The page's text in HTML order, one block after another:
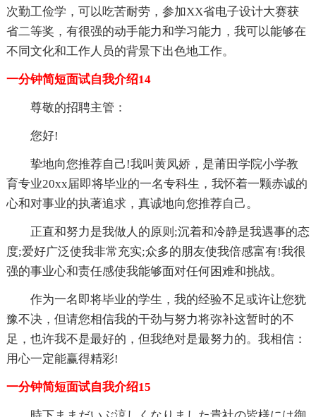
次勤工俭学，可以吃苦耐劳，参加XX省电子设计大赛获
省二等奖，有很强的动手能力和学习能力，我可以能够在
不同文化和工作人员的背景下出色地工作。
一分钟简短面试自我介绍14
尊敬的招聘主管：
您好!
挚地向您推荐自己!我叫黄凤娇，是莆田学院小学教
育专业20xx届即将毕业的一名专科生，我怀着一颗赤诚的
心和对事业的执著追求，真诚地向您推荐自己。
正直和努力是我做人的原则;沉着和冷静是我遇事的态
度;爱好广泛使我非常充实;众多的朋友使我倍感富有!我很
强的事业心和责任感使我能够面对任何困难和挑战。
作为一名即将毕业的学生，我的经验不足或许让您犹
豫不决，但请您相信我的干劲与努力将弥补这暂时的不
足，也许我不是最好的，但我绝对是最努力的。我相信：
用心一定能赢得精彩!
一分钟简短面试自我介绍15